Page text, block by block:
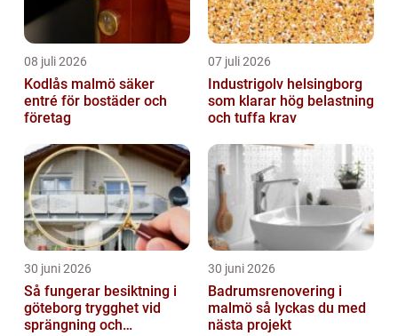
08 juli 2026
Kodlås malmö säker
entré för bostäder och
företag
07 juli 2026
Industrigolv helsingborg
som klarar hög belastning
och tuffa krav
30 juni 2026
Så fungerar besiktning i
göteborg trygghet vid
sprängning och
30 juni 2026
Badrumsrenovering i
malmö så lyckas du med
nästa projekt